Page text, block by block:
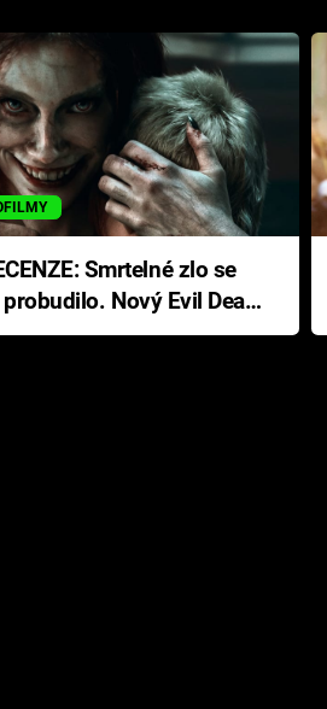
Nový Evil Dead
s neodolatelnou